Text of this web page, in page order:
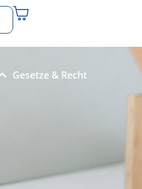
Gesetze & Recht